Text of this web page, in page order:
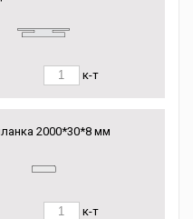
к-т
2000*30*8 мм
к-т